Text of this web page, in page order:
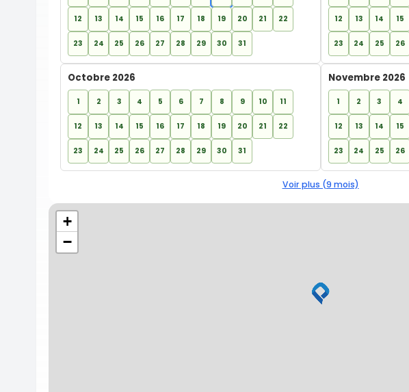
12 13 14 15 16 17 18 19 20 21 22
23 24 25 26 27 28 29 30 31
12 13 14 15
23 24 25 26
Octobre 2026
1 2 3 4 5 6 7 8 9 10 11
12 13 14 15 16 17 18 19 20 21 22
23 24 25 26 27 28 29 30 31
Novembre 2026
1 2 3 4
12 13 14 15
23 24 25 26
Voir plus (9 mois)
+
−